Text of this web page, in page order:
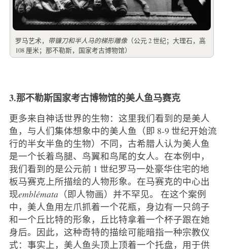
罗马艺术， 带镰刀和半人马的梯形雕像（公元 2 世纪；大理石，高
108 厘米；那不勒斯，国家考古博物馆）
3.那不勒斯国家考古博物馆的美人鱼马赛克
更多来自神话世界的生物：这里我们看到的是美人
鱼，与人们集体想象中的美人鱼（即 8-9 世纪开始流
行的半女半鱼的生物）不同，古希腊人认为美人鱼
是一个长着鸟腿、鸟翼和鸟尾的女人。在本例中，
我们看到的是公元前 1 世纪罗马一处豪华住宅的地
板马赛克上所描绘的人物形象。在马赛克的中心出
现emblémata （即人物画）并不罕见。 在这个案例
中，美人鱼用左爪抓着一个花瓶，身边有一只鸽子
和一个丘比特的形象，丘比特拿着一个杯子跟在她
身后。因此，这种奇特的描绘可能暗指一种宗教仪
式：事实上，美人鱼头顶上顶着一个托盘，用于供